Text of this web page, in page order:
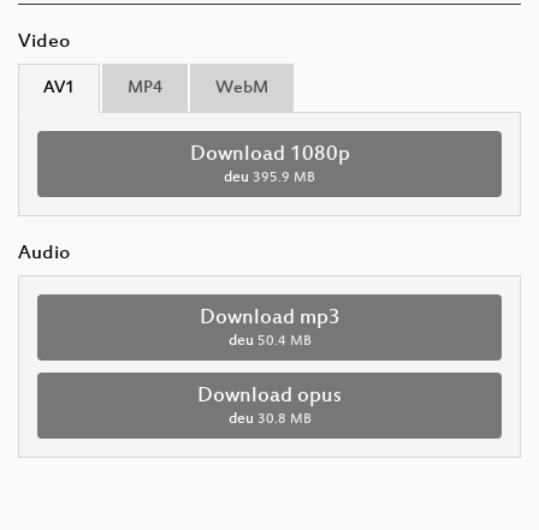
Video
AV1 MP4 WebM
Download 1080p
deu 395.9 MB
Audio
Download mp3
deu 50.4 MB
Download opus
deu 30.8 MB